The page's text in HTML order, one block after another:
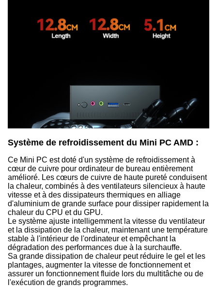
Système de refroidissement du Mini PC AMD :
Ce Mini PC est doté d'un système de refroidissement à
cœur de cuivre pour ordinateur de bureau entièrement
amélioré. Les cœurs de cuivre de haute pureté conduisent
la chaleur, combinés à des ventilateurs silencieux à haute
vitesse et à des dissipateurs thermiques en alliage
d'aluminium de grande surface pour dissiper rapidement la
chaleur du CPU et du GPU.
Le système ajuste intelligemment la vitesse du ventilateur
et la dissipation de la chaleur, maintenant une température
stable à l'intérieur de l'ordinateur et empêchant la
dégradation des performances due à la surchauffe.
Sa grande dissipation de chaleur peut réduire le gel et les
plantages, augmenter la vitesse de fonctionnement et
assurer un fonctionnement fluide lors du multitâche ou de
l'exécution de grands programmes.